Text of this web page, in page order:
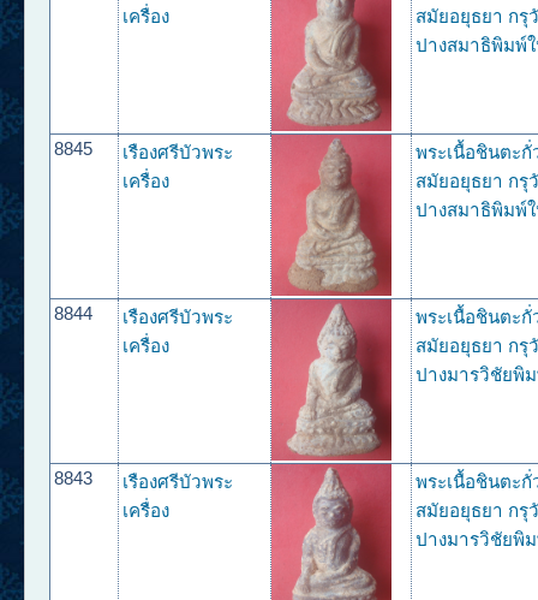
เครื่อง
สมัยอยุธยา กรุ
ปางสมาธิพิมพ์
8845
เรืองศรีบัวพระ
เครื่อง
พระเนื้อชินตะ
สมัยอยุธยา กรุ
ปางสมาธิพิมพ์
8844
เรืองศรีบัวพระ
เครื่อง
พระเนื้อชินตะ
สมัยอยุธยา กรุ
ปางมารวิชัยพิ
8843
เรืองศรีบัวพระ
เครื่อง
พระเนื้อชินตะ
สมัยอยุธยา กรุ
ปางมารวิชัยพิ